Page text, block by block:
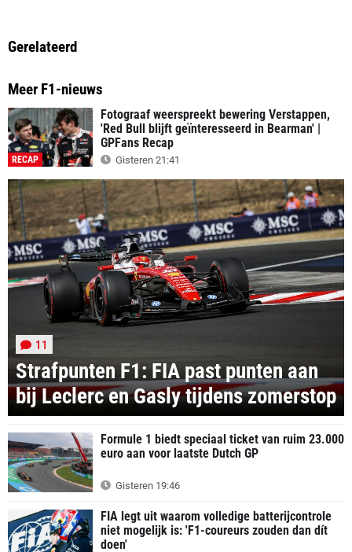
Gerelateerd
Meer F1-nieuws
RECAP
Fotograaf weerspreekt bewering Verstappen,
'Red Bull blijft geïnteresseerd in Bearman' |
GPFans Recap
Gisteren 21:41
Strafpunten F1: FIA past punten aan
bij Leclerc en Gasly tijdens zomerstop
11
Formule 1 biedt speciaal ticket van ruim 23.000
euro aan voor laatste Dutch GP
Gisteren 19:46
FIA legt uit waarom volledige batterijcontrole
niet mogelijk is: 'F1-coureurs zouden dan dít
doen'